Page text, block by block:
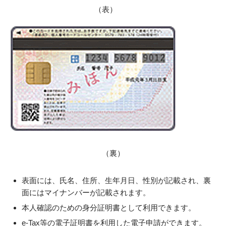
（表）
（裏）
表面には、氏名、住所、生年月日、性別が記載され、裏
面にはマイナンバーが記載されます。
本人確認のための身分証明書として利用できます。
e-Tax等の電子証明書を利用した電子申請ができます。